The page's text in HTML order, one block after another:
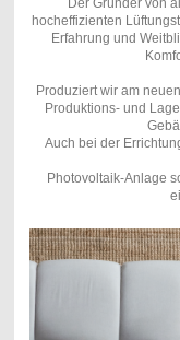
hocheffizienten
Erfahrung und
Produziert wir am
Produktions- und
Auch bei der
Photovoltaik-Anlage